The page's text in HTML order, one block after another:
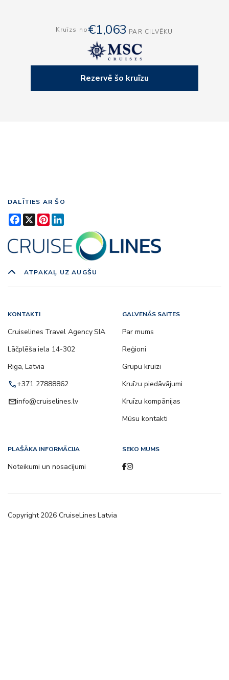
Kruīzs no€1,063 PAR CILVĒKU
Rezervē šo kruīzu
DALĪTIES AR ŠO
Facebook
X Pinterest
ATPAKAĻ UZ AUGŠU
KONTAKTI
Cruiselines Travel Agency SIA
Lāčplēša iela 14-302
Riga, Latvia
call+371 27888862
emailinfo@cruiselines.lv
GALVENĀS SAITES
Par mums
Reģioni
Grupu kruīzi
Kruīzu piedāvājumi
Kruīzu kompānijas
Mūsu kontakti
PLAŠĀKA INFORMĀCIJA
Noteikumi un nosacījumi
SEKO MUMS
Copyright2026 CruiseLines Latvia